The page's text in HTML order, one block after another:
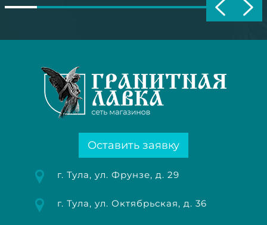
Оставить заявку
г. Тула, ул. Фрунзе, д. 29
г. Тула, ул. Октябрьская, д. 36